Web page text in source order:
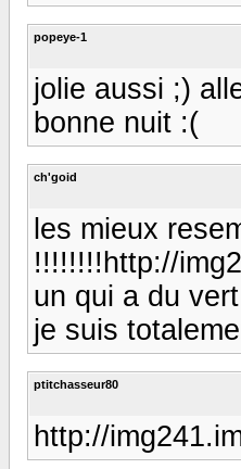
popeye-1
jolie aussi ;)
bonne nuit :(
ch'goid
les mieux
!!!!!!!!http://
un qui a du
je suis
ptitchasseur80
http://